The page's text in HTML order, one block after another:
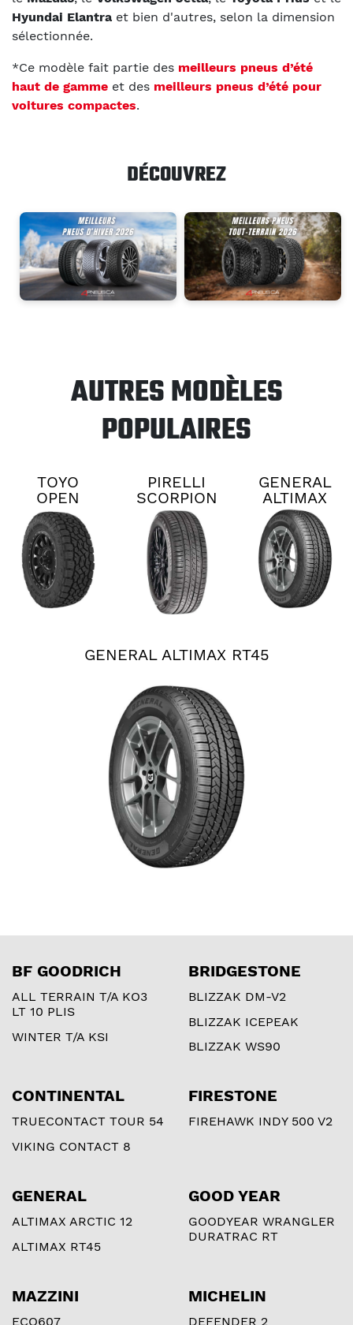
Hyundai Elantraet bien d'autres, selon la dimension
sélectionnée.
*Ce modèle fait partie des meilleurs pneus d’été
haut de gamme et des meilleurs pneus d’été pour
voitures compactes.
DÉCOUVREZ
AUTRES MODÈLES
POPULAIRES
TOYO
OPEN
COUNTRY
A/T 3
PIRELLI
SCORPION
ALL
SEASON
PLUS 3
GENERAL
ALTIMAX
RT45
GENERAL ALTIMAX RT45
BF GOODRICH
ALL TERRAIN T/A KO3
LT 10 PLIS
WINTER T/A KSI
BRIDGESTONE
BLIZZAK DM-V2
BLIZZAK ICEPEAK
BLIZZAK WS90
CONTINENTAL
TRUECONTACT TOUR 54
VIKING CONTACT 8
FIRESTONE
FIREHAWK INDY 500 V2
GENERAL
ALTIMAX ARCTIC 12
ALTIMAX RT45
GOOD YEAR
GOODYEAR WRANGLER
DURATRAC RT
MAZZINI
ECO607
MICHELIN
DEFENDER 2